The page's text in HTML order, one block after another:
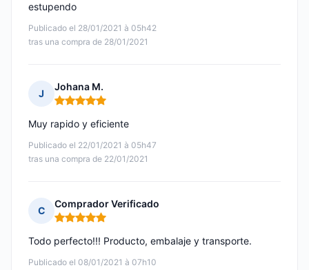
Publicado el 28/01/2021 à 05h42
tras una compra de 28/01/2021
estupendo
J
Johana M.
Nota: 5 de 5
Publicado el 22/01/2021 à 05h47
tras una compra de 22/01/2021
Muy rapido y eficiente
C
Comprador Verificado
Nota: 5 de 5
Publicado el 08/01/2021 à 07h10
Todo perfecto!!! Producto, embalaje y transporte.